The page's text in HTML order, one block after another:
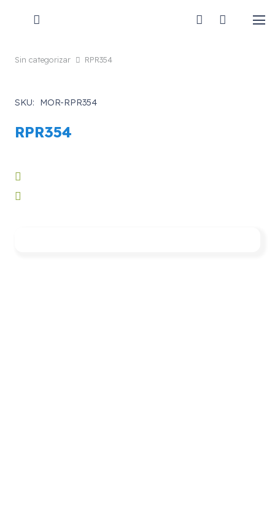
Sin categorizar RPR354
SKU: MOR-RPR354
RPR354